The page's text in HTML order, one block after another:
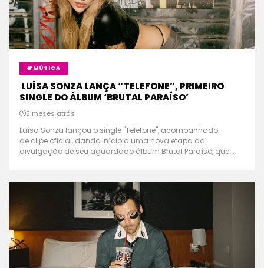
#MÚSICA
LUÍSA SONZA LANÇA “TELEFONE”, PRIMEIRO
SINGLE DO ÁLBUM ‘BRUTAL PARAÍSO’
5 meses atrás
Luísa Sonza lançou o single "Telefone", acompanhado
de clipe oficial, dando início a uma nova etapa da
divulgação de seu aguardado álbum Brutal Paraíso, que...